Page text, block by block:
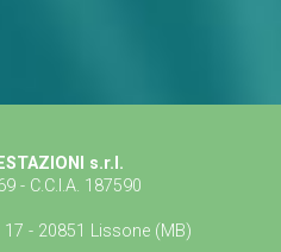
s.r.l.
- C.C.I.A. 187590
- 20851 Lissone (MB)